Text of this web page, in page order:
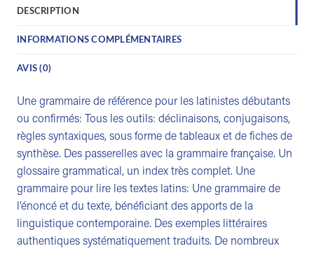
DESCRIPTION
INFORMATIONS COMPLÉMENTAIRES
AVIS (0)
Une grammaire de référence pour les latinistes débutants
ou confirmés: Tous les outils: déclinaisons, conjugaisons,
règles syntaxiques, sous forme de tableaux et de fiches de
synthèse. Des passerelles avec la grammaire française. Un
glossaire grammatical, un index très complet. Une
grammaire pour lire les textes latins: Une grammaire de
l’énoncé et du texte, bénéficiant des apports de la
linguistique contemporaine. Des exemples littéraires
authentiques systématiquement traduits. De nombreux